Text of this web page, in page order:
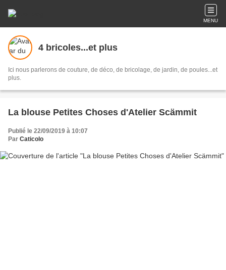
MENU
4 bricoles...et plus
Ici nous parlerons de couture, de déco, de bricolage, de jardin, de poules...et
plus.
La blouse Petites Choses d'Atelier Scämmit
Publié le 22/09/2019 à 10:07
Par Caticolo